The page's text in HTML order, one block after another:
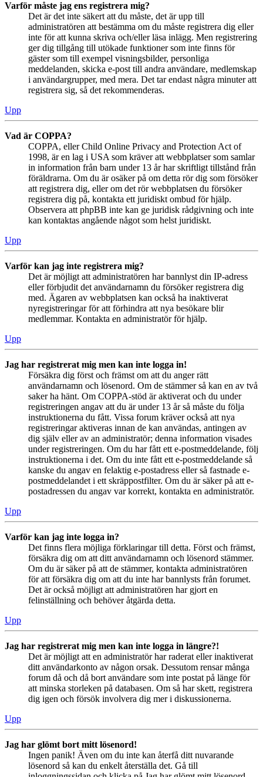
Varför måste jag ens registrera mig?
Det är det inte säkert att du måste, det är upp till
administratören att bestämma om du måste registrera dig eller
inte för att kunna skriva och/eller läsa inlägg. Men registrering
ger dig tillgång till utökade funktioner som inte finns för
gäster som till exempel visningsbilder, personliga
meddelanden, skicka e-post till andra användare, medlemskap
i användargrupper, med mera. Det tar endast några minuter att
registrera sig, så det rekommenderas.
Upp
Vad är COPPA?
COPPA, eller Child Online Privacy and Protection Act of
1998, är en lag i USA som kräver att webbplatser som samlar
in information från barn under 13 år har skriftligt tillstånd från
föräldrarna. Om du är osäker på om detta rör dig som försöker
att registrera dig, eller om det rör webbplatsen du försöker
registrera dig på, kontakta ett juridiskt ombud för hjälp.
Observera att phpBB inte kan ge juridisk rådgivning och inte
kan kontaktas angående något som helst juridiskt.
Upp
Varför kan jag inte registrera mig?
Det är möjligt att administratören har bannlyst din IP-adress
eller förbjudit det användarnamn du försöker registrera dig
med. Ägaren av webbplatsen kan också ha inaktiverat
nyregistreringar för att förhindra att nya besökare blir
medlemmar. Kontakta en administratör för hjälp.
Upp
Jag har registrerat mig men kan inte logga in!
Försäkra dig först och främst om att du anger rätt
användarnamn och lösenord. Om de stämmer så kan en av två
saker ha hänt. Om COPPA-stöd är aktiverat och du under
registreringen angav att du är under 13 år så måste du följa
instruktionerna du fått. Vissa forum kräver också att nya
registreringar aktiveras innan de kan användas, antingen av
dig själv eller av an administratör; denna information visades
under registreringen. Om du har fått ett e-postmeddelande, följ
instruktionerna i det. Om du inte fått ett e-postmeddelande så
kanske du angav en felaktig e-postadress eller så fastnade e-
postmeddelandet i ett skräppostfilter. Om du är säker på att e-
postadressen du angav var korrekt, kontakta en administratör.
Upp
Varför kan jag inte logga in?
Det finns flera möjliga förklaringar till detta. Först och främst,
försäkra dig om att ditt användarnamn och lösenord stämmer.
Om du är säker på att de stämmer, kontakta administratören
för att försäkra dig om att du inte har bannlysts från forumet.
Det är också möjligt att administratören har gjort en
felinställning och behöver åtgärda detta.
Upp
Jag har registrerat mig men kan inte logga in längre?!
Det är möjligt att en administratör har raderat eller inaktiverat
ditt användarkonto av någon orsak. Dessutom rensar många
forum då och då bort användare som inte postat på länge för
att minska storleken på databasen. Om så har skett, registrera
dig igen och försök involvera dig mer i diskussionerna.
Upp
Jag har glömt bort mitt lösenord!
Ingen panik! Även om du inte kan återfå ditt nuvarande
lösenord så kan du enkelt återställa det. Gå till